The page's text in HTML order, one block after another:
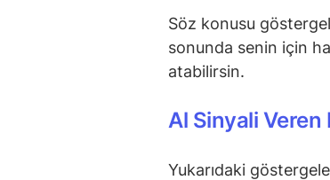
Söz konusu
sonunda senin için
atabilirsin.
Al Sinyali Veren
Yukarıdaki